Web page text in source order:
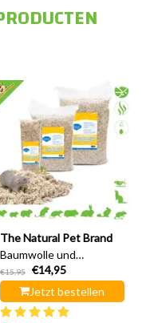
The Natural Pet Brand
Baumwolle und
Baumwolle
€15,95
€14,95
Jetzt bestellen